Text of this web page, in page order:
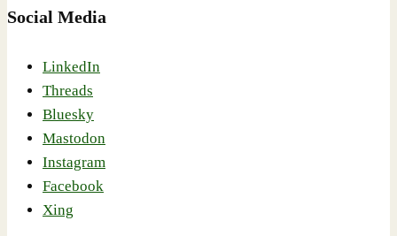
Social Media
LinkedIn
Threads
Bluesky
Mastodon
Instagram
Facebook
Xing